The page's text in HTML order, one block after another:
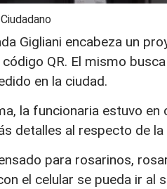
Gigliani encabeza un
QR. El mismo
en la ciudad.
la funcionaria estuvo
detalles al respecto de la
para rosarinos,
el celular se pueda ir